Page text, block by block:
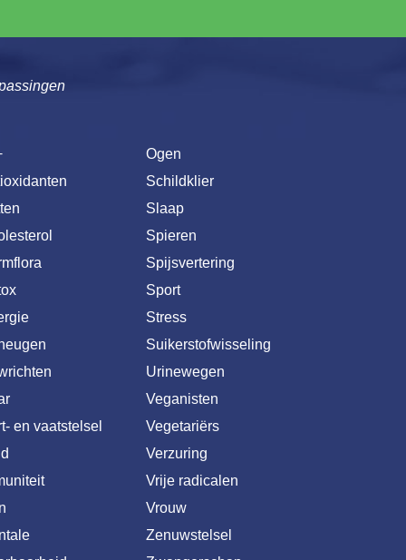
en vaatstelsel
Ogen
Schildklier
Slaap
Spieren
Spijsvertering
Sport
Stress
Suikerstofwisseling
Urinewegen
Veganisten
Vegetariërs
Verzuring
Vrije radicalen
Vrouw
Zenuwstelsel